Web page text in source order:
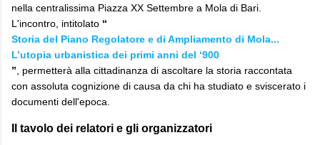
nella centralissima Piazza XX Settembre a Mola di Bari.
L'incontro, intitolato “
Storia del Piano Regolatore e di Ampliamento di Mola...
L’utopia urbanistica dei primi anni del ‘900
” , permetterà alla cittadinanza di ascoltare la storia raccontata
con assoluta cognizione di causa da chi ha studiato e sviscerato i
documenti dell'epoca.
Il tavolo dei relatori e gli organizzatori